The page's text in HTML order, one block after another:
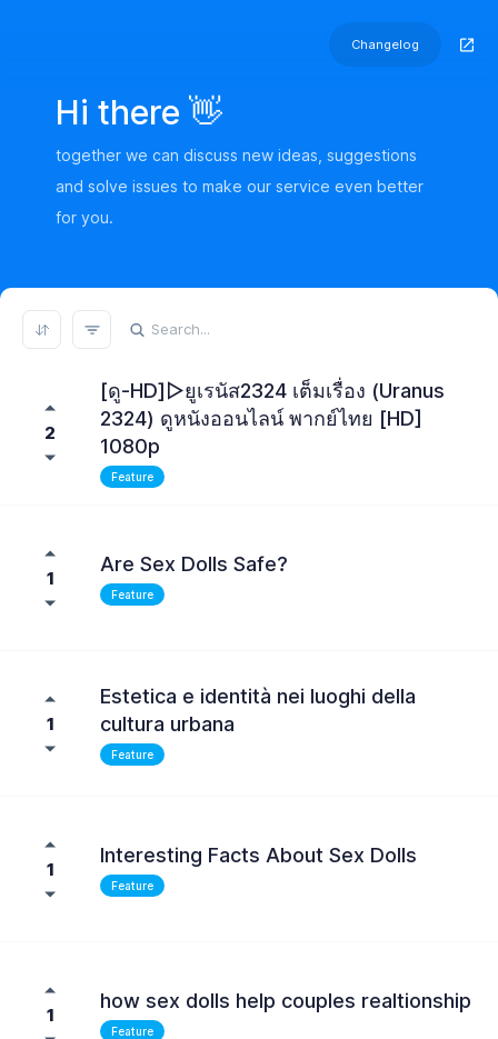
Changelog
Hi there 👋
together we can discuss new ideas, suggestions
and solve issues to make our service even better
for you.
REFRESH RESULTS
2
[ดู-HD]▷ยูเรนัส2324 เต็มเรื่อง (Uranus
2324) ดูหนังออนไลน์ พากย์ไทย [HD]
1080p
Feature
1
Are Sex Dolls Safe?
Feature
1
Estetica e identità nei luoghi della
cultura urbana
Feature
1
Interesting Facts About Sex Dolls
Feature
1
how sex dolls help couples realtionship
Feature